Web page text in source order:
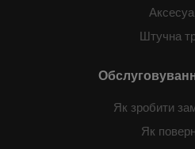
Штучна
Як зробити
Як